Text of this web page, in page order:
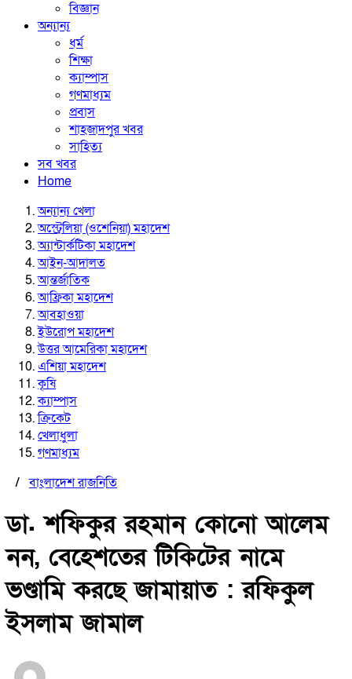
বিজ্ঞান
অন্যান্য
ধর্ম
শিক্ষা
ক্যাম্পাস
গণমাধ্যম
প্রবাস
শাহজাদপুর খবর
সাহিত্য
সব খবর
Home
অন্যান্য খেলা
অস্ট্রেলিয়া (ওশেনিয়া) মহাদেশ
অ্যান্টার্কটিকা মহাদেশ
আইন-আদালত
আন্তর্জাতিক
আফ্রিকা মহাদেশ
আবহাওয়া
ইউরোপ মহাদেশ
উত্তর আমেরিকা মহাদেশ
এশিয়া মহাদেশ
কৃষি
ক্যাম্পাস
ক্রিকেট
খেলাধুলা
গণমাধ্যম
/বাংলাদেশ রাজনিতি
ডা. শফিকুর রহমান কোনো আলেম
নন, বেহেশতের টিকিটের নামে
ভণ্ডামি করছে জামায়াত : রফিকুল
ইসলাম জামাল